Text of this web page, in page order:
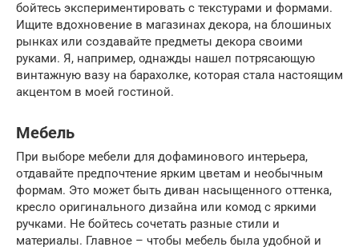
бойтесь экспериментировать с текстурами и формами.
Ищите вдохновение в магазинах декора, на блошиных
рынках или создавайте предметы декора своими
руками. Я, например, однажды нашел потрясающую
винтажную вазу на барахолке, которая стала настоящим
акцентом в моей гостиной.
Мебель
При выборе мебели для дофаминового интерьера,
отдавайте предпочтение ярким цветам и необычным
формам. Это может быть диван насыщенного оттенка,
кресло оригинального дизайна или комод с яркими
ручками. Не бойтесь сочетать разные стили и
материалы. Главное – чтобы мебель была удобной и